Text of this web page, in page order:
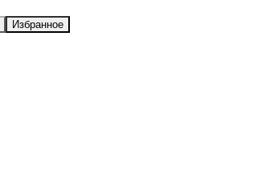
Избранное